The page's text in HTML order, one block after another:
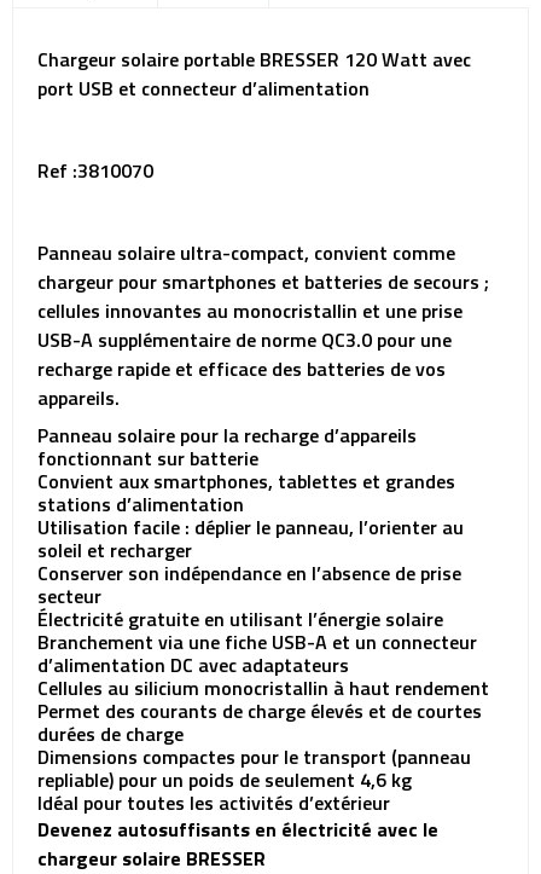
Chargeur solaire portable BRESSER 120 Watt avec
port USB et connecteur d’alimentation
Ref :3810070
Panneau solaire ultra-compact, convient comme
chargeur pour smartphones et batteries de secours ;
cellules innovantes au monocristallin et une prise
USB-A supplémentaire de norme QC3.0 pour une
recharge rapide et efficace des batteries de vos
appareils.
Panneau solaire pour la recharge d’appareils
fonctionnant sur batterie
Convient aux smartphones, tablettes et grandes
stations d’alimentation
Utilisation facile : déplier le panneau, l’orienter au
soleil et recharger
Conserver son indépendance en l’absence de prise
secteur
Électricité gratuite en utilisant l’énergie solaire
Branchement via une fiche USB-A et un connecteur
d’alimentation DC avec adaptateurs
Cellules au silicium monocristallin à haut rendement
Permet des courants de charge élevés et de courtes
durées de charge
Dimensions compactes pour le transport (panneau
repliable) pour un poids de seulement 4,6 kg
Idéal pour toutes les activités d’extérieur
Devenez autosuffisants en électricité avec le
chargeur solaire BRESSER